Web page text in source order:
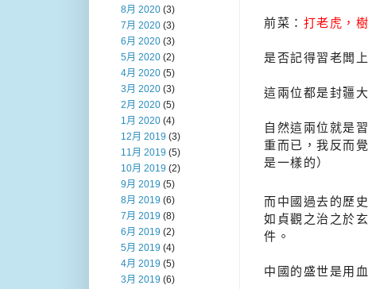
前菜： 打老虎，
是否記得習老闆
這兩位都是封疆
自然這兩位就是
重而已，我反而
是一樣的）
而中國過去的歷
如貞觀之治之於
件。
中國的盛世是用
8月 2020 (3)
7月 2020 (3)
6月 2020 (3)
5月 2020 (2)
4月 2020 (5)
3月 2020 (3)
2月 2020 (5)
1月 2020 (4)
12月 2019 (3)
11月 2019 (5)
10月 2019 (2)
9月 2019 (5)
8月 2019 (6)
7月 2019 (8)
6月 2019 (2)
5月 2019 (4)
4月 2019 (5)
3月 2019 (6)